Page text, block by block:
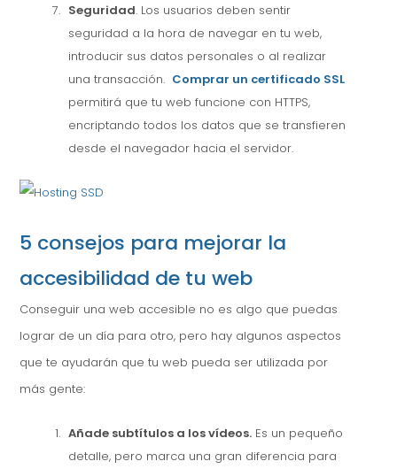
Seguridad. Los usuarios deben sentir
seguridad a la hora de navegar en tu web,
introducir sus datos personales o al realizar
una transacción. Comprar un certificado SSL
permitirá que tu web funcione con HTTPS,
encriptando todos los datos que se transfieren
desde el navegador hacia el servidor.
5 consejos para mejorar la
accesibilidad de tu web
Conseguir una web accesible no es algo que puedas
lograr de un día para otro, pero hay algunos aspectos
que te ayudarán que tu web pueda ser utilizada por
más gente:
Añade subtítulos a los vídeos. Es un pequeño
detalle, pero marca una gran diferencia para